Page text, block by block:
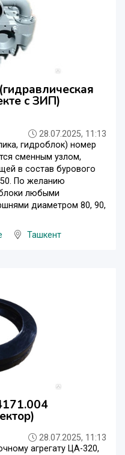
с ЗИП)
28.07.2025, 11:13
гидроблок) номер
сменным узлом,
в состав бурового
По желанию
любыми
диаметром 80, 90,
Ташкент
28.07.2025, 11:13
агрегату ЦА-320,